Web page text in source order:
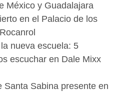
México y Guadalajara
en el Palacio de los
nueva escuela: 5
escuchar en Dale Mixx
Santa Sabina presente en